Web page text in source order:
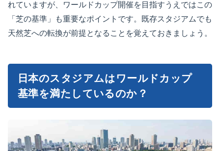
れていますが、ワールドカップ開催を目指すうえではこの
「芝の基準」も重要なポイントです。既存スタジアムでも
天然芝への転換が前提となることを覚えておきましょう。
日本のスタジアムはワールドカップ
基準を満たしているのか？